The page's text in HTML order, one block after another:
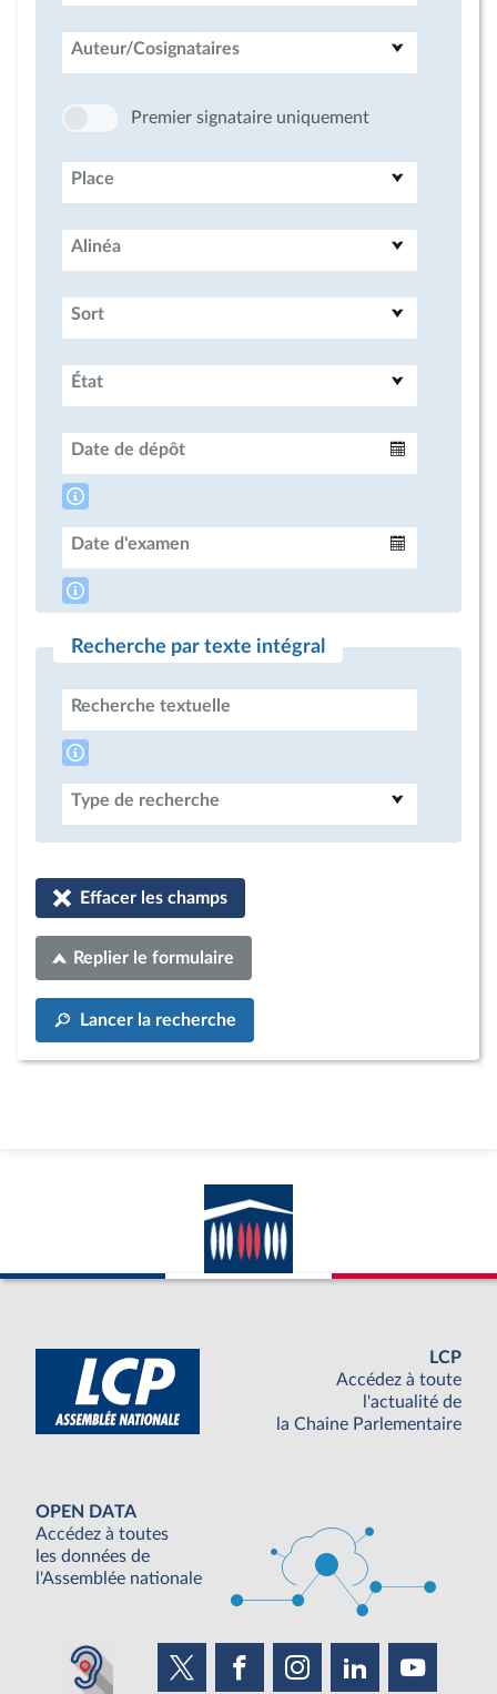
Auteur/Cosignataires
Premier signataire uniquement
Place
Alinéa
Sort
État
Date de dépôt
Date d'examen
Recherche par texte intégral
Recherche textuelle
Type de recherche
Effacer les champs
Replier le formulaire
Lancer la recherche
LCP
Accédez à toute
l'actualité de
la Chaine Parlementaire
OPEN DATA
Accédez à toutes
les données de
l'Assemblée nationale